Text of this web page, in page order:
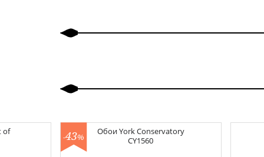
of ОбоиYork Conservatory
CY1560
-43%